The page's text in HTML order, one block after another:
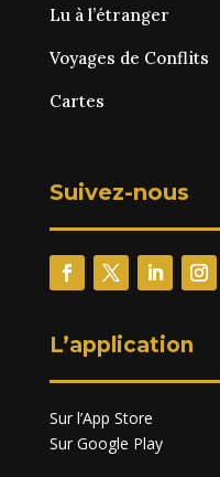
Lu à l’étranger
Voyages de Conflits
Cartes
Suivez-nous
L’application
Sur l’App Store
Sur Google Play